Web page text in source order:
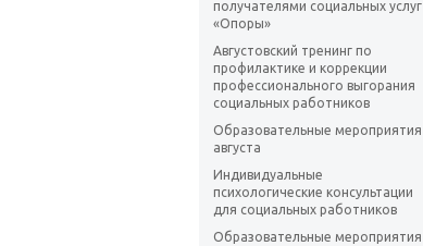
получателями социальных услуг
«Опоры»
Августовский тренинг по
профилактике и коррекции
профессионального выгорания
социальных работников
Образовательные мероприятия
августа
Индивидуальные
психологические консультации
для социальных работников
Образовательные мероприятия